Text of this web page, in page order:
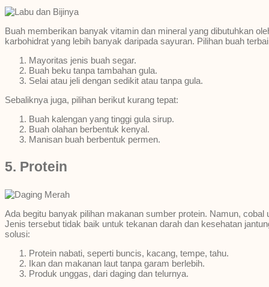
Buah memberikan banyak vitamin dan mineral yang dibutuhkan
karbohidrat yang lebih banyak daripada sayuran. Pilihan buah
Mayoritas jenis buah segar.
Buah beku tanpa tambahan gula.
Selai atau jeli dengan sedikit atau tanpa gula.
Sebaliknya juga, pilihan berikut kurang tepat:
Buah kalengan yang tinggi gula sirup.
Buah olahan berbentuk kenyal.
Manisan buah berbentuk permen.
5. Protein
Ada begitu banyak pilihan makanan sumber protein. Namun,
Jenis tersebut tidak baik untuk tekanan darah dan kesehatan
solusi:
Protein nabati, seperti buncis, kacang, tempe, tahu.
Ikan dan makanan laut tanpa garam berlebih.
Produk unggas, dari daging dan telurnya.